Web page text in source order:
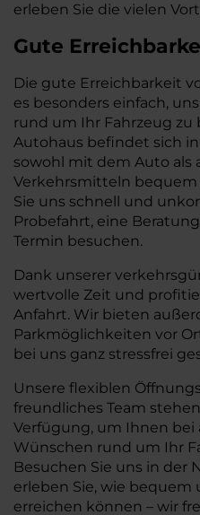
erleben Sie die vielen
Gute
Die gute Erreichbarkeit
es besonders einfach,
rund um Ihr Fahrzeug zu
Autohaus befindet sich
sowohl mit dem Auto als
Verkehrsmitteln bequem
Sie uns schnell und
Probefahrt, eine
Termin besuchen.
Dank unserer
wertvolle Zeit und
Anfahrt. Wir bieten
Parkmöglichkeiten vor
bei uns ganz stressfrei
Unsere flexiblen
freundliches Team
Verfügung, um Ihnen bei
Wünschen rund um Ihr
Besuchen Sie uns in der
erleben Sie, wie bequem
erreichen können – wir